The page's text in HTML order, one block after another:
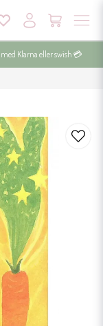
Klarna eller swish 💳